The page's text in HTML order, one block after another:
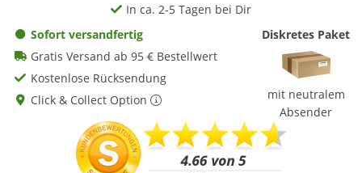
In ca. 2-5 Tagen bei Dir
Sofort versandfertig
Gratis Versand ab 95 € Bestellwert
Kostenlose Rücksendung
Click & Collect Option
Diskretes Paket
mit neutralem
Absender